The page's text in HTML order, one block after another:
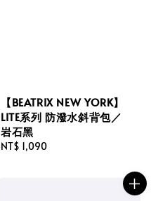
【BEATRIX NEW YORK】
LITE系列 防潑水斜背包／
岩石黑
Regular
NT$ 1,090